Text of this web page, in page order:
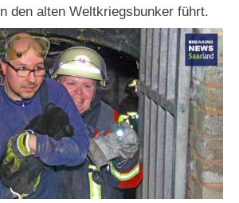
den alten Weltkriegsbunker führt.